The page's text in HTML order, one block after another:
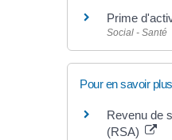
Prime
Social - Santé
Pour en savoir plus
Revenu de
(RSA)